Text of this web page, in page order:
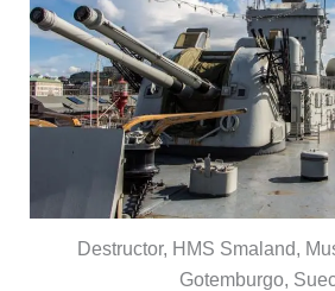
Destructor, HMS Smaland,
Gotemburgo,